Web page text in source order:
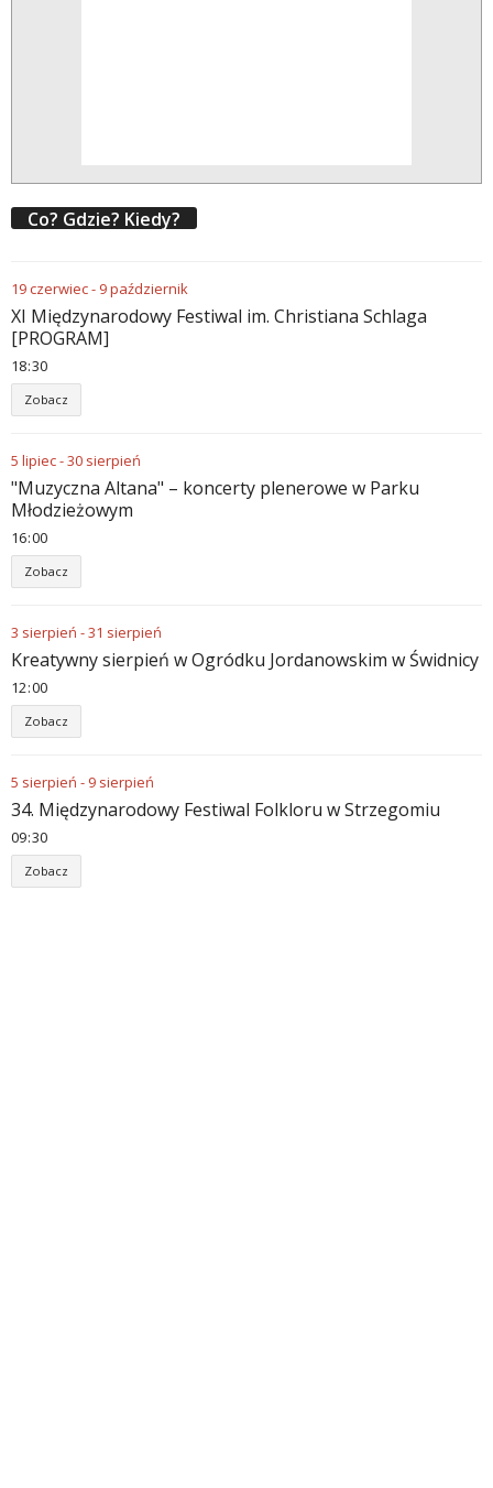
Co? Gdzie? Kiedy?
19czerwiec- 9październik
XI Międzynarodowy Festiwal im. Christiana Schlaga
[PROGRAM]
18:30
Zobacz
5 lipiec-30 sierpień
"Muzyczna Altana" – koncerty plenerowe w Parku
Młodzieżowym
16:00
Zobacz
3 sierpień -31 sierpień
Kreatywny sierpień w Ogródku Jordanowskim w Świdnicy
12:00
Zobacz
5 sierpień - 9 sierpień
34. Międzynarodowy Festiwal Folkloru w Strzegomiu
09:30
Zobacz